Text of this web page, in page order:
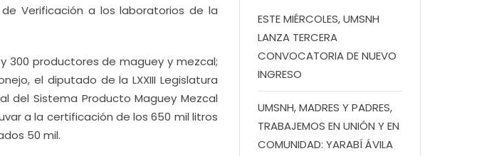
Verificación a los laboratorios de la
300 productores de maguey y mezcal;
el diputado de la LXXIII Legislatura
del Sistema Producto Maguey Mezcal
a la certificación de los 650 mil litros
50 mil.
ESTE MIÉRCOLES, UMSNH
LANZA TERCERA
CONVOCATORIA DE NUEVO
INGRESO
UMSNH, MADRES Y PADRES,
TRABAJEMOS EN UNIÓN Y EN
COMUNIDAD: YARABÍ ÁVILA